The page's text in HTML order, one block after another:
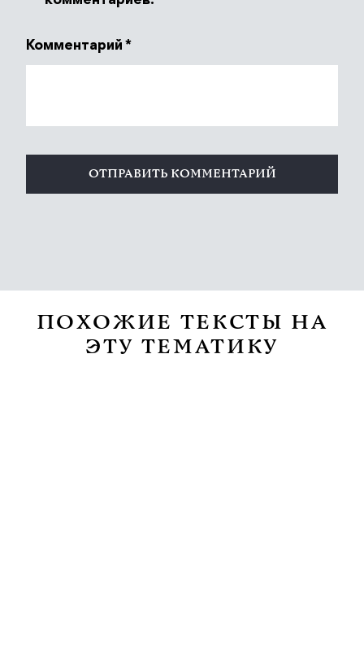
Комментарий *
ПОХОЖИЕ ТЕКСТЫ НА
ЭТУ ТЕМАТИКУ